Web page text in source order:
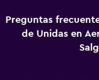
Preguntas
de Unidas en